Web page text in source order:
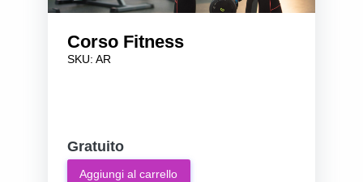
Corso Fitness
SKU: AR
Gratuito
Aggiungi al carrello